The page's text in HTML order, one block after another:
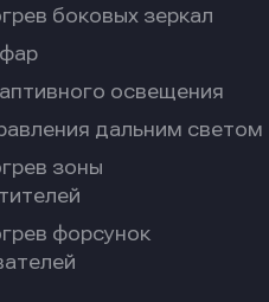
боковых зеркал
освещения
дальним светом
зоны
форсунок